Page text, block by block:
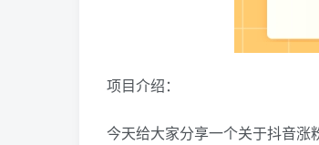
项目介绍：
今天给大家分享一个关于抖音涨